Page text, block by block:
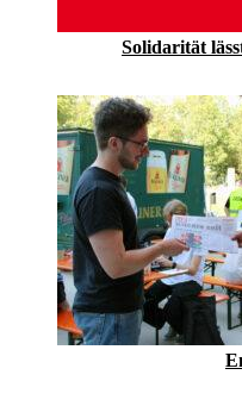
Solidarität